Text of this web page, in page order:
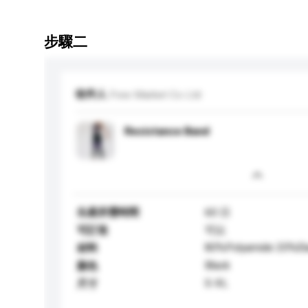
步驟二
收件人 Free Market Co Ltd
Resistance Band
生產所需時間
60 日
可訂造
可以
材料
80%Polyamide
顏色
Black
S-XL